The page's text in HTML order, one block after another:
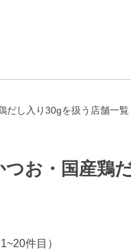
だし入り30gを扱う店舗一覧
お・国産鶏
1~20件目）